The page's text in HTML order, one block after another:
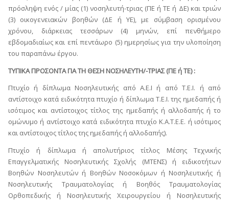
πρόσληψη ενός / μίας (1) νοσηλευτή-τριας (ΠΕ ή ΤΕ ή ΔΕ) και τριών
(3) οικογενειακών βοηθών (ΔΕ ή ΥΕ), με σύμβαση ορισμένου
χρόνου, διάρκειας τεσσάρων (4) μηνών, επί πενθήμερο
εβδομαδιαίως και επί πεντάωρο (5) ημερησίως για την υλοποίηση
του παραπάνω έργου.
ΤΥΠΙΚΑ ΠΡΟΣΟΝΤΑ ΓΙΑ ΤΗ ΘΕΣΗ ΝΟΣΗΛΕΥΤΗ/-ΤΡΙΑΣ (ΠΕ ή ΤΕ) :
Πτυχίο ή δίπλωμα Νοσηλευτικής από Α.Ε.Ι ή από Τ.Ε.Ι. ή από
αντίστοιχο κατά ειδικότητα πτυχίο ή δίπλωμα Τ.Ε.Ι. της ημεδαπής ή
ισότιμος και αντίστοιχος τίτλος της ημεδαπής ή αλλοδαπής ή το
ομώνυμο ή αντίστοιχο κατά ειδικότητα πτυχίο Κ.Α.Τ.Ε.Ε. ή ισότιμος
και αντίστοιχος τίτλος της ημεδαπής ή αλλοδαπής).
Πτυχίο ή δίπλωμα ή απολυτήριος τίτλος Μέσης Τεχνικής
Επαγγελματικής Νοσηλευτικής Σχολής (ΜΤΕΝΣ) ή ειδικοτήτων
Βοηθών Νοσηλευτών ή Βοηθών Νοσοκόμων ή Νοσηλευτικής ή
Νοσηλευτικής Τραυματολογίας ή Βοηθός Τραυματολογίας
Ορθοπεδικής ή Νοσηλευτικής Χειρουργείου ή Νοσηλευτικής